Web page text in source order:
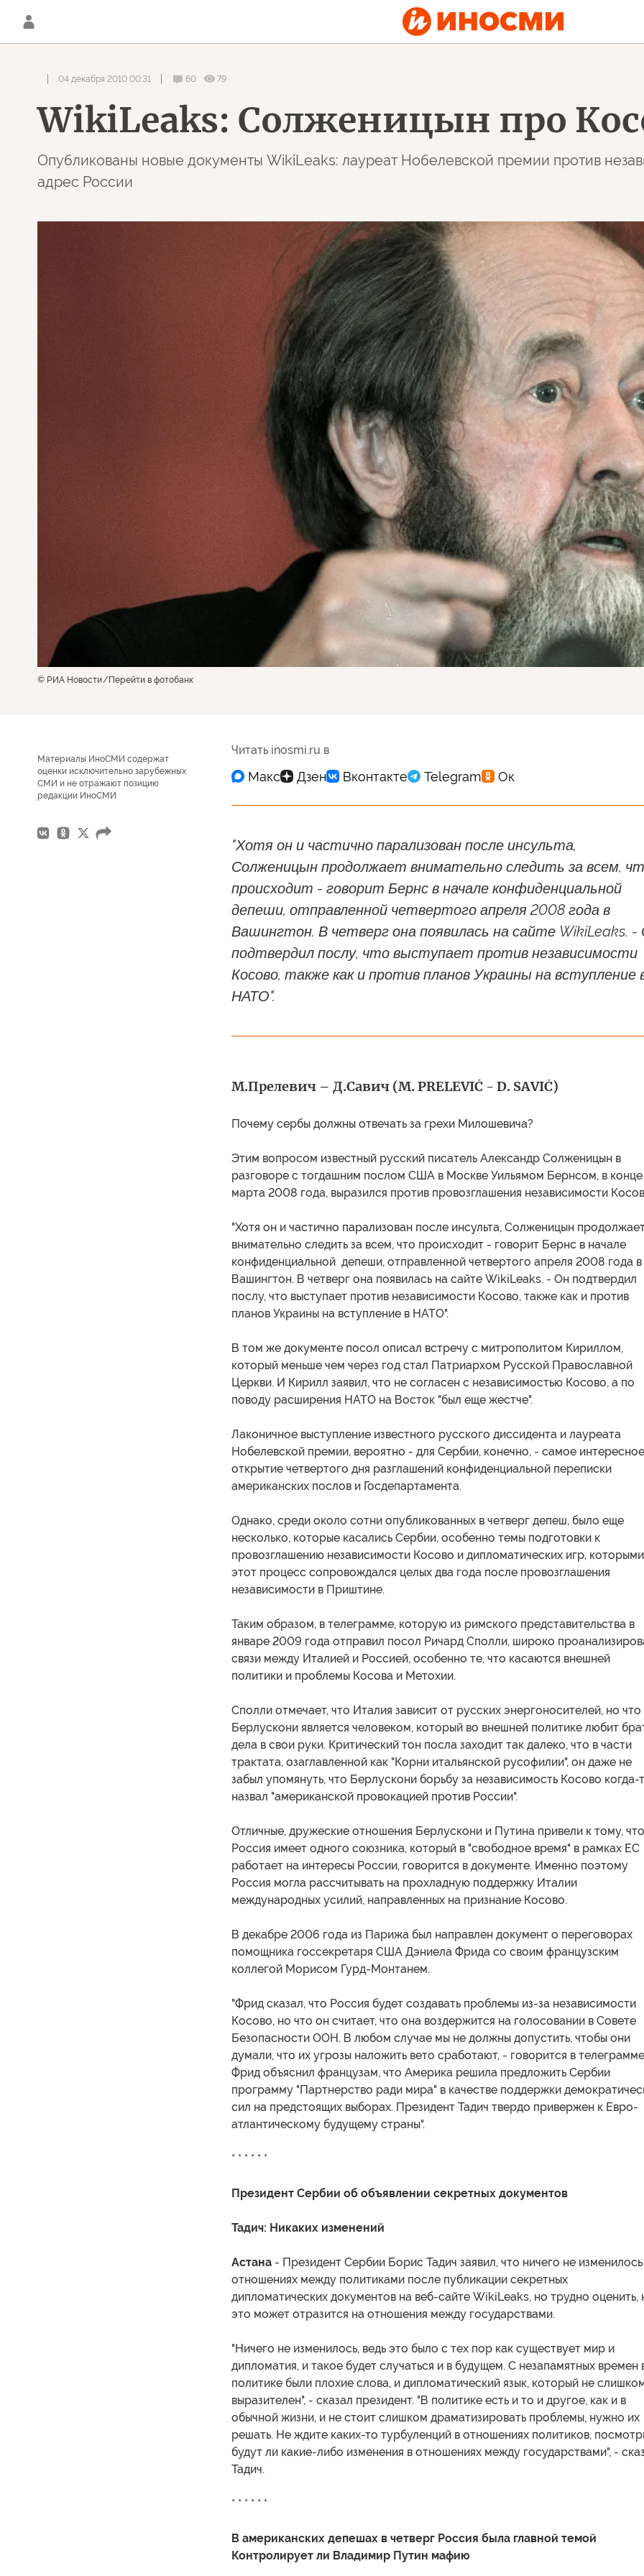
04 декабря 2010 00:31 60 79
WikiLeaks: Солженицын про
Опубликованы новые документы WikiLeaks: лауреат Нобелевской премии против
адрес России
© РИА Новости Перейти в фотобанк
Материалы ИноСМИ содержат
оценки исключительно зарубежных
СМИ и не отражают позицию
редакции ИноСМИ
Читать inosmi.ru в
"Хотя он и частично парализован после инсульта,
Солженицын продолжает внимательно следить за всем,
происходит - говорит Бернс в начале конфиденциальной
депеши, отправленной четвертого апреля 2008 года в
Вашингтон. В четверг она появилась на сайте WikiLeaks. -
подтвердил послу, что выступает против независимости
Косово, также как и против планов Украины на вступление
НАТО".
М.Прелевич – Д.Савич (M. PRELEVIĆ - D. SAVIĆ)
Почему сербы должны отвечать за грехи Милошевича?
Этим вопросом известный русский писатель Александр Солженицын в
разговоре с тогдашним послом США в Москве Уильямом Бернсом, в конце
марта 2008 года, выразился против провозглашения независимости
"Хотя он и частично парализован после инсульта, Солженицын
внимательно следить за всем, что происходит - говорит Бернс в начале
конфиденциальной депеши, отправленной четвертого апреля 2008 года в
Вашингтон. В четверг она появилась на сайте WikiLeaks. - Он подтвердил
послу, что выступает против независимости Косово, также как и против
планов Украины на вступление в НАТО".
В том же документе посол описал встречу с митрополитом Кириллом,
который меньше чем через год стал Патриархом Русской Православной
Церкви. И Кирилл заявил, что не согласен с независимостью Косово, а по
поводу расширения НАТО на Восток "был еще жестче".
Лаконичное выступление известного русского диссидента и лауреата
Нобелевской премии, вероятно - для Сербии, конечно, - самое интересное
открытие четвертого дня разглашений конфиденциальной переписки
американских послов и Госдепартамента.
Однако, среди около сотни опубликованных в четверг депеш, было еще
несколько, которые касались Сербии, особенно темы подготовки к
провозглашению независимости Косово и дипломатических игр, которыми
этот процесс сопровождался целых два года после провозглашения
независимости в Приштине.
Таким образом, в телеграмме, которую из римского представительства в
январе 2009 года отправил посол Ричард Сполли, широко
связи между Италией и Россией, особенно те, что касаются внешней
политики и проблемы Косова и Метохии.
Сполли отмечает, что Италия зависит от русских энергоносителей, но что
Берлускони является человеком, который во внешней политике любит
дела в свои руки. Критический тон посла заходит так далеко, что в части
трактата, озаглавленной как "Корни итальянской русофилии", он даже не
забыл упомянуть, что Берлускони борьбу за независимость Косово когда-
назвал "американской провокацией против России".
Отличные, дружеские отношения Берлускони и Путина привели к тому, что
Россия имеет одного союзника, который в "свободное время" в рамках ЕС
работает на интересы России, говорится в документе. Именно поэтому
Россия могла рассчитывать на прохладную поддержку Италии
международных усилий, направленных на признание Косово.
В декабре 2006 года из Парижа был направлен документ о переговорах
помощника госсекретаря США Дэниела Фрида со своим французским
коллегой Морисом Гурд-Монтанем.
"Фрид сказал, что Россия будет создавать проблемы из-за независимости
Косово, но что он считает, что она воздержится на голосовании в Совете
Безопасности ООН. В любом случае мы не должны допустить, чтобы они
думали, что их угрозы наложить вето сработают, - говорится в
Фрид объяснил французам, что Америка решила предложить Сербии
программу "Партнерство ради мира" в качестве поддержки
сил на предстоящих выборах. Президент Тадич твердо привержен к Евро-
атлантическому будущему страны".
* * * * * *
Президент Сербии об объявлении секретных документов
Тадич: Никаких изменений
Астана - Президент Сербии Борис Тадич заявил, что ничего не изменилось
отношениях между политиками после публикации секретных
дипломатических документов на веб-сайте WikiLeaks, но трудно оценить,
это может отразится на отношения между государствами.
"Ничего не изменилось, ведь это было с тех пор как существует мир и
дипломатия, и такое будет случаться и в будущем. С незапамятных времен
политике были плохие слова, и дипломатический язык, который не
выразителен", - сказал президент. "В политике есть и то и другое, как и в
обычной жизни, и не стоит слишком драматизировать проблемы, нужно их
решать. Не ждите каких-то турбуленций в отношениях политиков,
будут ли какие-либо изменения в отношениях между государствами", -
Тадич.
* * * * * *
В американских депешах в четверг Россия была главной темой
Контролирует ли Владимир Путин мафию